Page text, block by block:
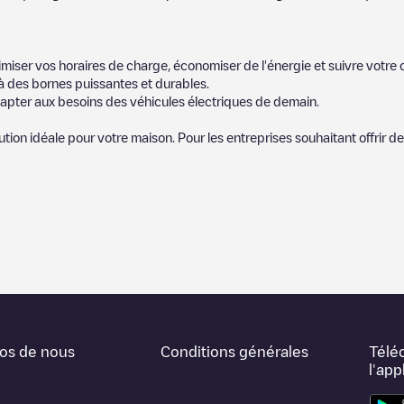
vos horaires de charge, économiser de l'énergie et suivre votre
bornes puissantes et durables.
aux besoins des véhicules électriques de demain.
idéale pour votre maison. Pour les entreprises souhaitant offrir
web pour trier les stations de recharge deLihulaen fonction du
souhaitez simplement connaître l'emplacement des bornes de
de nous Conditions générales